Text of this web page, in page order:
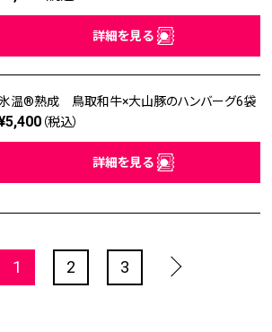
詳細を見る
温®熟成 鳥取和牛×大山豚のハンバーグ6袋
（税込）
詳細を見る
1 2 3